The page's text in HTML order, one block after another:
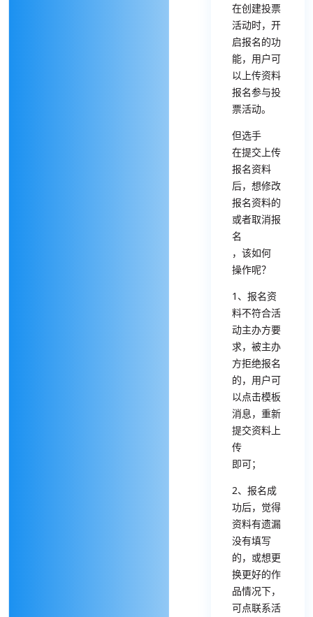
在创建投票
活动时，开
启报名的功
能，用户可
以上传资料
报名参与投
票活动。
但选手
在提交上传
报名资料
后，想修改
报名资料的
或者取消报
名
，该如何
操作呢？
1、报名资
料不符合活
动主办方要
求，被主办
方拒绝报名
的，用户可
以点击模板
消息，重新
提交资料上
传
即可；
2、报名成
功后，觉得
资料有遗漏
没有填写
的，或想更
换更好的作
品情况下，
可点联系活